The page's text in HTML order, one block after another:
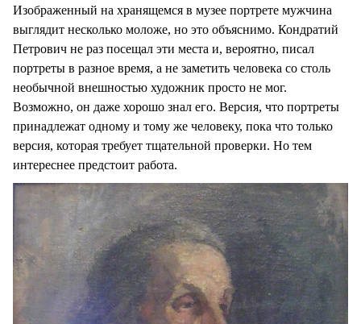
Изображенный на хранящемся в музее портрете мужчина
выглядит несколько моложе, но это объяснимо. Кондратий
Петрович не раз посещал эти места и, вероятно, писал
портреты в разное время, а не заметить человека со столь
необычной внешностью художник просто не мог.
Возможно, он даже хорошо знал его. Версия, что портреты
принадлежат одному и тому же человеку, пока что только
версия, которая требует тщательной проверки. Но тем
интереснее предстоит работа.